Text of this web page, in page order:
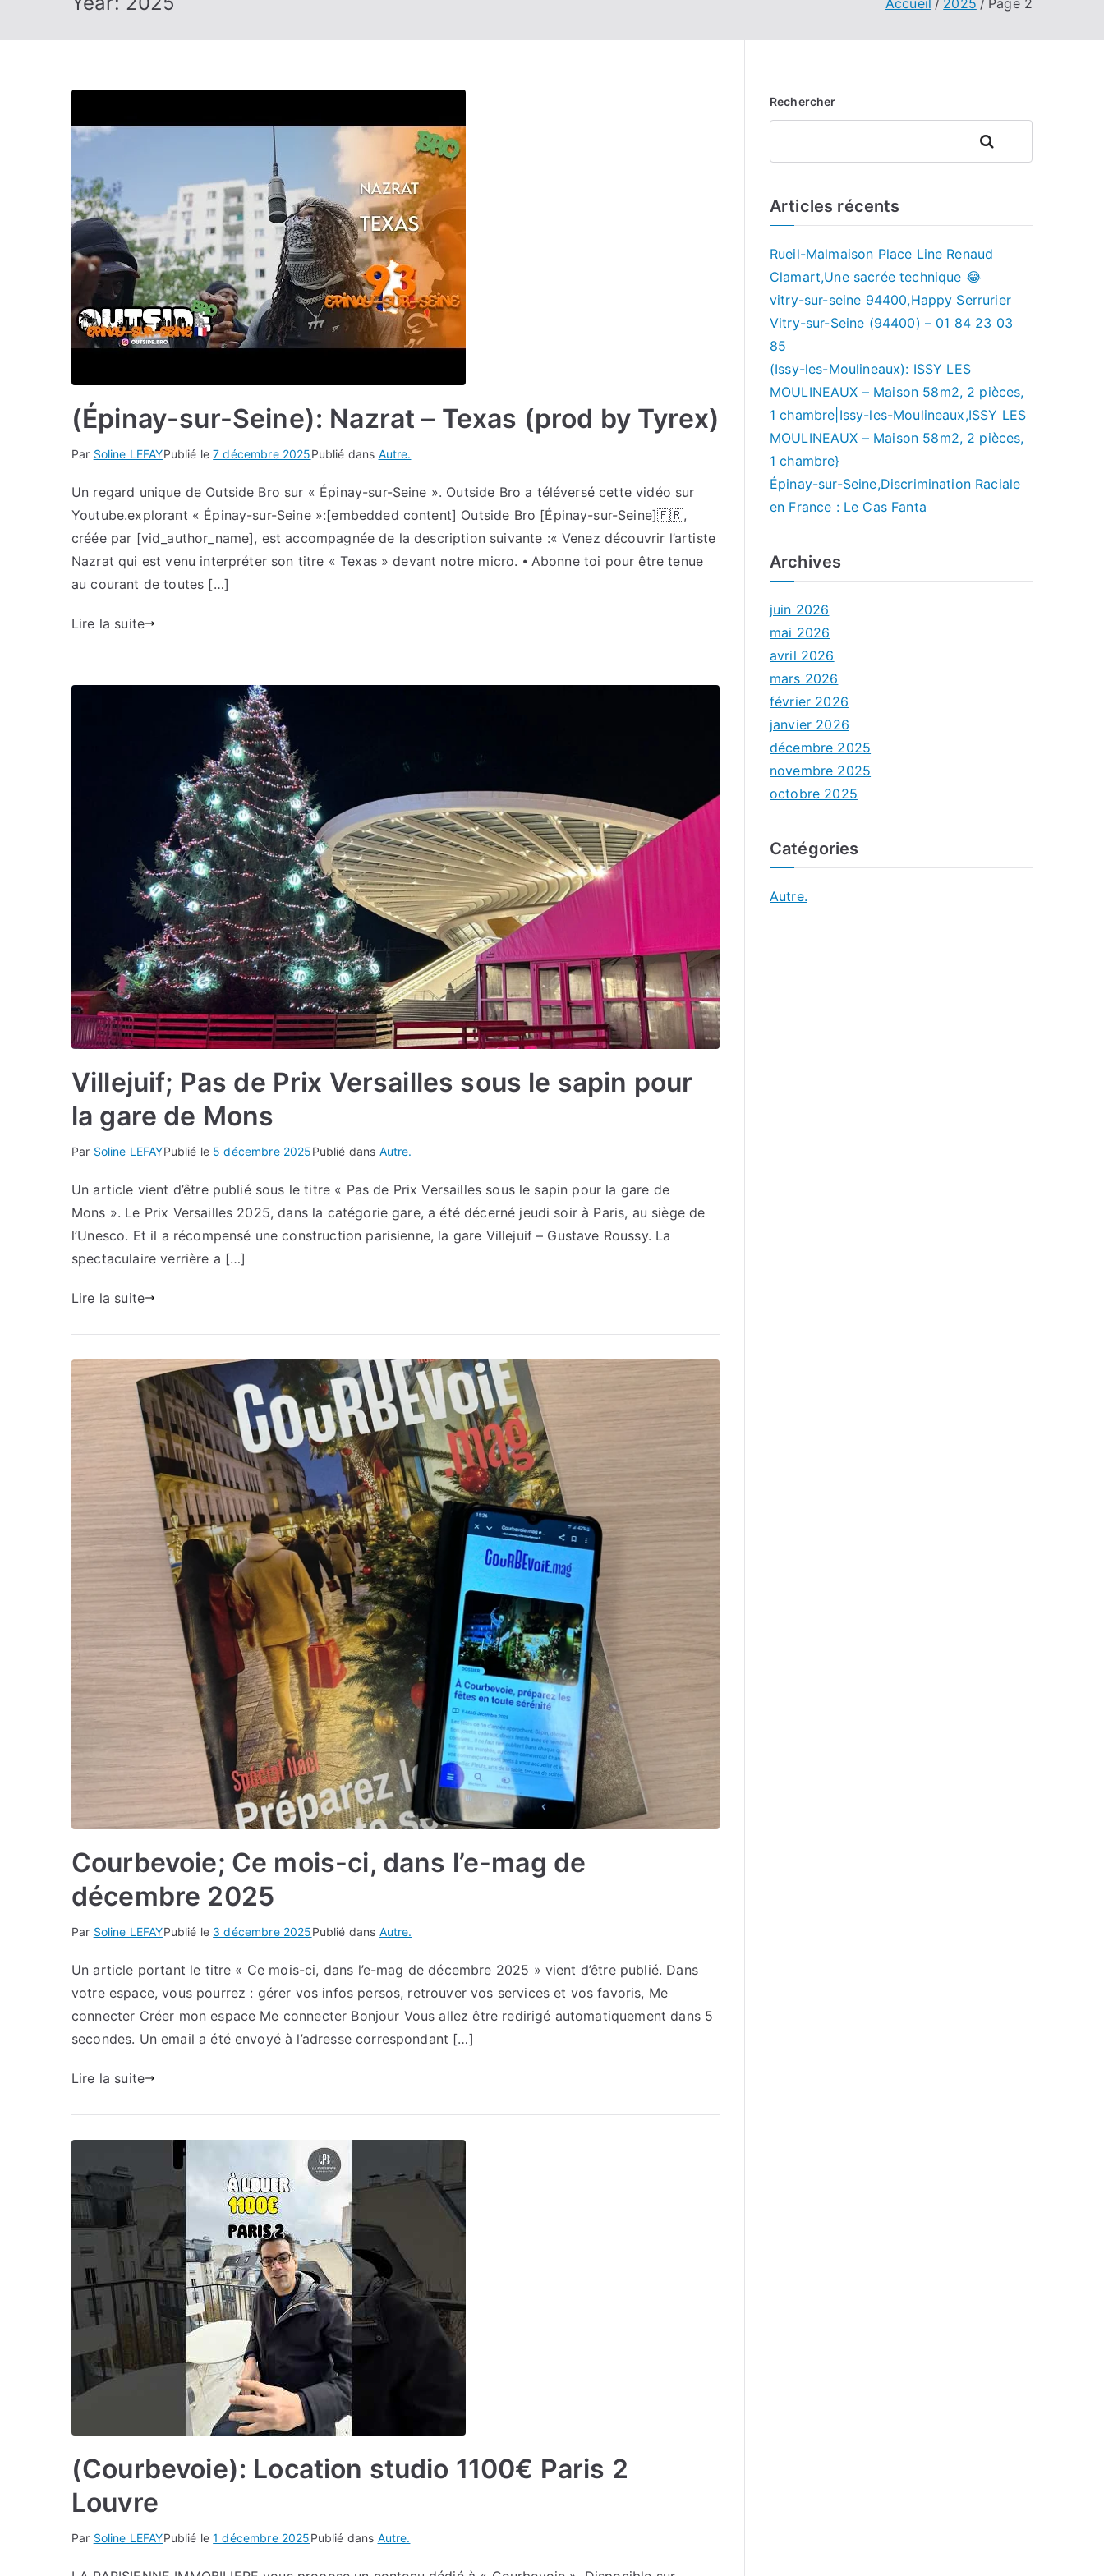
(Épinay-sur-Seine): Nazrat – Texas (prod by Tyrex)
Par Soline LEFAYPublié le7 décembre 2025Publié dans Autre.
Un regard unique de Outside Bro sur « Épinay-sur-Seine ». Outside Bro a téléversé cette vidéo sur
Youtube.explorant « Épinay-sur-Seine »:[embedded content] Outside Bro [Épinay-sur-Seine]🇫🇷,
créée par [vid_author_name], est accompagnée de la description suivante :« Venez découvrir l’artiste
Nazrat qui est venu interpréter son titre « Texas » devant notre micro. ⦁ Abonne toi pour être tenue
au courant de toutes […]
Lire la suite
Villejuif; Pas de Prix Versailles sous le sapin pour
la gare de Mons
Par Soline LEFAYPublié le 5 décembre 2025Publié dans Autre.
Un article vient d’être publié sous le titre « Pas de Prix Versailles sous le sapin pour la gare de
Mons ». Le Prix Versailles 2025, dans la catégorie gare, a été décerné jeudi soir à Paris, au siège de
l’Unesco. Et il a récompensé une construction parisienne, la gare Villejuif – Gustave Roussy. La
spectaculaire verrière a […]
Lire la suite
Courbevoie; Ce mois-ci, dans l’e-mag de
décembre 2025
Par Soline LEFAYPublié le 3 décembre 2025Publié dans Autre.
Un article portant le titre « Ce mois-ci, dans l’e-mag de décembre 2025 » vient d’être publié. Dans
votre espace, vous pourrez : gérer vos infos persos, retrouver vos services et vos favoris, Me
connecter Créer mon espace Me connecter Bonjour Vous allez être redirigé automatiquement dans 5
secondes. Un email a été envoyé à l’adresse correspondant […]
Lire la suite
(Courbevoie): Location studio 1100€ Paris 2
Louvre
Par Soline LEFAYPublié le1 décembre 2025Publié dans Autre.
Rechercher
Rechercher
Articles récents
Rueil-Malmaison Place Line Renaud
Clamart,Une sacrée technique 😂
vitry-sur-seine 94400,Happy Serrurier
Vitry-sur-Seine (94400) – 01 84 23 03
85
(Issy-les-Moulineaux): ISSY LES
MOULINEAUX – Maison 58m2, 2 pièces,
1 chambre|Issy-les-Moulineaux,ISSY LES
MOULINEAUX – Maison 58m2, 2 pièces,
1 chambre}
Épinay-sur-Seine,Discrimination Raciale
en France : Le Cas Fanta
Archives
juin 2026
mai 2026
avril 2026
mars 2026
février 2026
janvier 2026
décembre 2025
novembre 2025
octobre 2025
Catégories
Autre.